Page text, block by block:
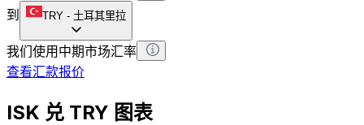
到
TRY - 土耳其里拉
我们使用中期市场汇率
查看汇款报价
ISK 兑 TRY 图表